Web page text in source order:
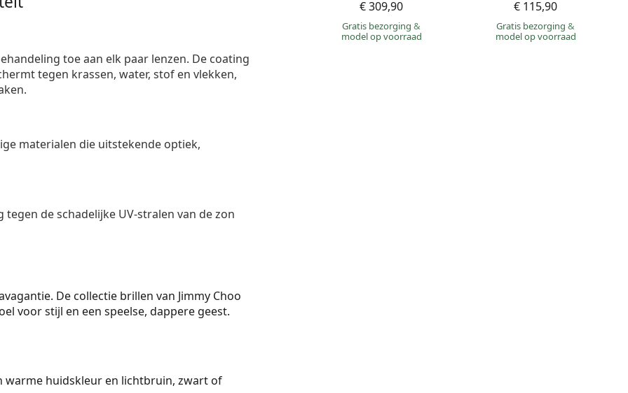
€ 309,90
Gratis bezorging&
model op voorraad
€ 115,90
Gratis bezorging&
model op voorraad
toe aan elk paar lenzen. De coating
tegen krassen, water, stof en vlekken,
materialen die uitstekende optiek,
de schadelijke UV-stralen van de zon
De collectie brillen van Jimmy Choo
voor stijl en een speelse, dappere geest.
huidskleur en lichtbruin, zwart of